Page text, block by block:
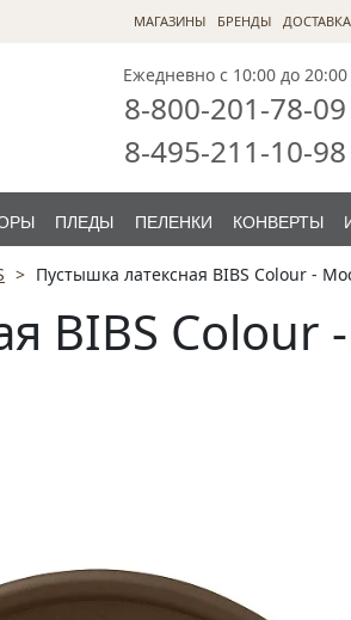
МАГАЗИНЫ БРЕНДЫ ДОСТАВКА
Ежедневно с 10:00 до 20:00
8-800-201-78-09
8-495-211-10-98
ПЛЕДЫ ПЕЛЕНКИ КОНВЕРТЫ
Пустышка латексная BIBS Colour -
BIBS Colour